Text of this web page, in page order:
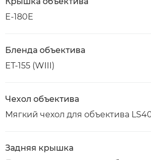
E-180E
Бленда объектива
ET-155 (WIII)
Чехол объектива
Мягкий чехол для объектива
Задняя крышка